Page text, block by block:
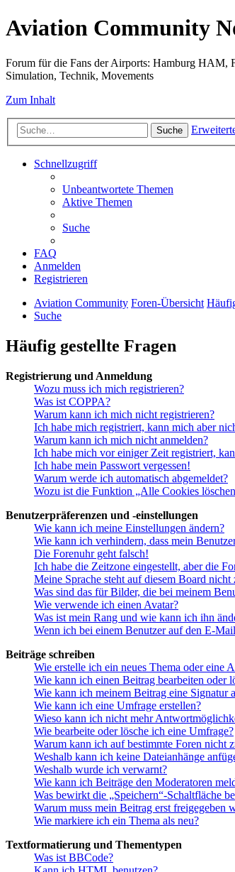
Aviation Community
Forum für die Fans der Airports: Hamburg
Simulation, Technik, Movements
Zum Inhalt
Suche
Schnellzugriff
Unbeantwortete Themen
Aktive Themen
Suche
FAQ
Anmelden
Registrieren
Aviation Community Foren-Übersicht
Suche
Häufig gestellte Fragen
Registrierung und Anmeldung
Wozu muss ich mich registrieren?
Was ist COPPA?
Warum kann ich mich nicht registrieren?
Ich habe mich registriert, kann mich aber
Warum kann ich mich nicht anmelden?
Ich habe mich vor einiger Zeit registriert,
Ich habe mein Passwort vergessen!
Warum werde ich automatisch abgemeldet?
Wozu ist die Funktion „Alle Cookies
Benutzerpräferenzen und -einstellungen
Wie kann ich meine Einstellungen ändern?
Wie kann ich verhindern, dass mein
Die Forenuhr geht falsch!
Ich habe die Zeitzone eingestellt, aber die
Meine Sprache steht auf diesem Board
Was sind das für Bilder, die bei meinem
Wie verwende ich einen Avatar?
Was ist mein Rang und wie kann ich ihn
Wenn ich bei einem Benutzer auf den E-
Beiträge schreiben
Wie erstelle ich ein neues Thema oder eine
Wie kann ich einen Beitrag bearbeiten oder
Wie kann ich meinem Beitrag eine Signatur
Wie kann ich eine Umfrage erstellen?
Wieso kann ich nicht mehr
Wie bearbeite oder lösche ich eine Umfrage?
Warum kann ich auf bestimmte Foren nicht
Weshalb kann ich keine Dateianhänge
Weshalb wurde ich verwarnt?
Wie kann ich Beiträge den Moderatoren
Was bewirkt die „Speichern“-Schaltfläche
Warum muss mein Beitrag erst freigegeben
Wie markiere ich ein Thema als neu?
Textformatierung und Thementypen
Was ist BBCode?